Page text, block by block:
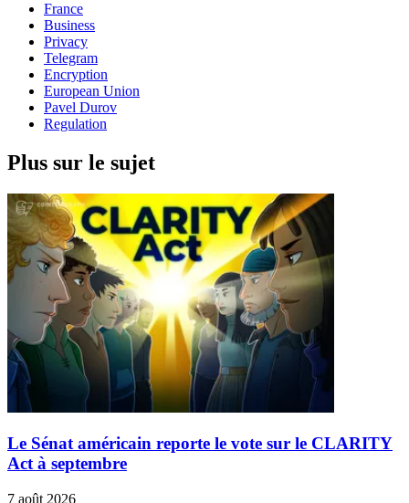
France
Business
Privacy
Telegram
Encryption
European Union
Pavel Durov
Regulation
Plus sur le sujet
Le Sénat américain reporte le vote sur le CLARITY
Act à septembre
7 août 2026